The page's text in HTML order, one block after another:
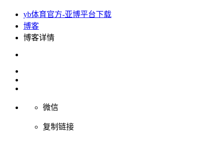
yb体育官方-亚博平台下载
博客
博客详情
微信
复制链接